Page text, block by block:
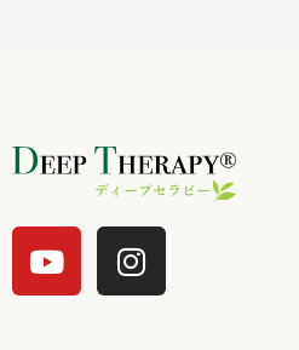
Y
o
u
t
I
n
s
t